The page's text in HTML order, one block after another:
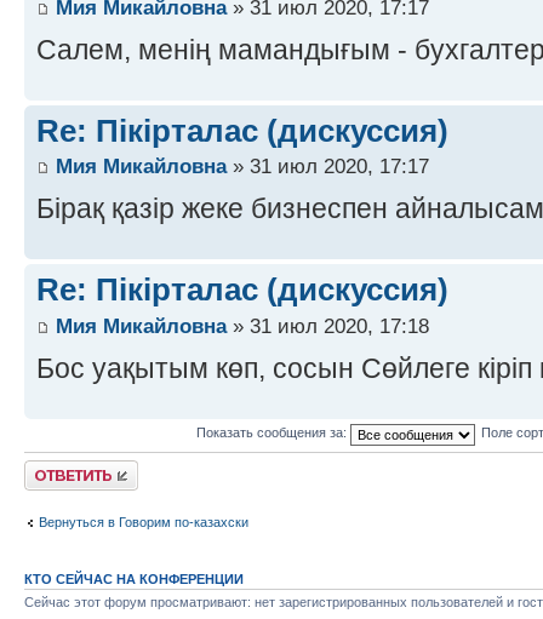
Мия Микайловна» 31 июл 2020, 17:17
Салем, менің мамандығым -
Re: Пікірталас (дискуссия)
Мия Микайловна» 31 июл 2020, 17:17
Бірақ қазір жеке бизнеспен
Re: Пікірталас (дискуссия)
Мия Микайловна» 31 июл 2020, 17:18
Бос уақытым көп, сосын Сөйлеге
Показать сообщения за: Поле
Ответить
Вернуться в Говорим по-казахски
КТО СЕЙЧАС НА КОНФЕРЕНЦИИ
Сейчас этот форум просматривают: нет зарегистрированных пользователей и